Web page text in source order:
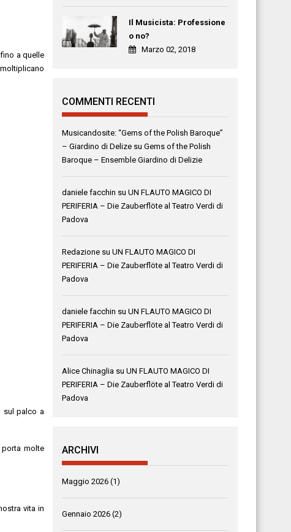
a quelle
sul palco a
molte
vita in
Il Musicista: Professione
o no?
Marzo 02, 2018
COMMENTI RECENTI
Musicandosite: “Gems of the Polish Baroque”
– Giardino di Delize suGems of the Polish
Baroque – Ensemble Giardino di Delizie
daniele facchin suUN FLAUTO MAGICO DI
PERIFERIA – Die Zauberflöte al Teatro Verdi di
Padova
Redazione suUN FLAUTO MAGICO DI
PERIFERIA – Die Zauberflöte al Teatro Verdi di
Padova
daniele facchin suUN FLAUTO MAGICO DI
PERIFERIA – Die Zauberflöte al Teatro Verdi di
Padova
Alice Chinaglia suUN FLAUTO MAGICO DI
PERIFERIA – Die Zauberflöte al Teatro Verdi di
Padova
ARCHIVI
Maggio 2026 (1)
Gennaio 2026 (2)